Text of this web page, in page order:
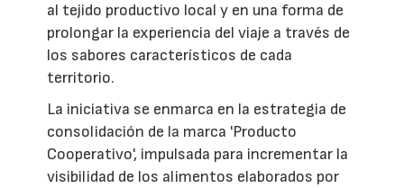
al tejido productivo local y en una forma de
prolongar la experiencia del viaje a través de
los sabores característicos de cada
territorio.
La iniciativa se enmarca en la estrategia de
consolidación de la marca 'Producto
Cooperativo', impulsada para incrementar la
visibilidad de los alimentos elaborados por